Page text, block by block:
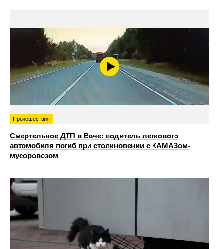
Происшествия
Смертельное ДТП в Ваче: водитель легкового
автомобиля погиб при столкновении с КАМАЗом-
мусоровозом